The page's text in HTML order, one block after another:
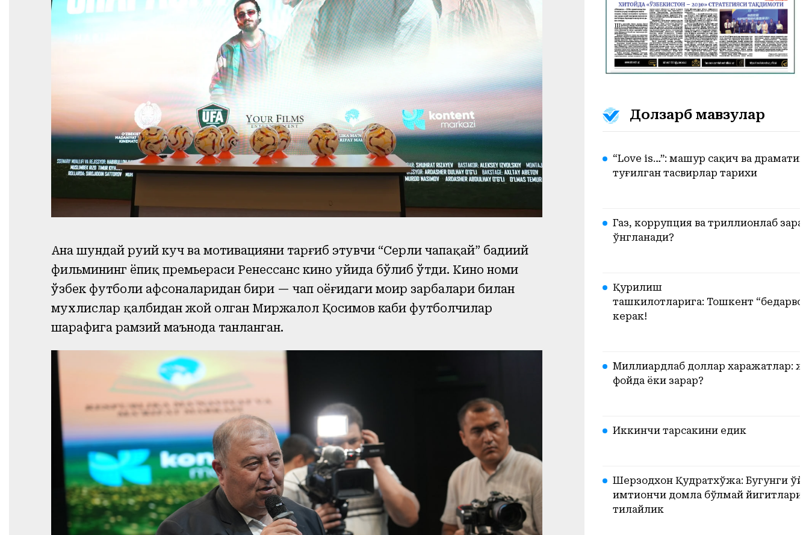
Ана шундай руҳий куч ва мотивацияни тарғиб этувчи “Сеҳрли чапақай” бадиий
фильмининг ёпиқ премьераси Ренессанс кино уйида бўлиб ўтди. Кино номи
ўзбек футболи афсоналаридан бири — чап оёғидаги моҳир зарбалари билан
мухлислар қалбидан жой олган Миржалол Қосимов каби футболчилар
шарафига рамзий маънода танланган.
Долзарб мавзулар
“Love is…”: машҳур сақич ва драматик
туғилган тасвирлар тарихи
Газ, коррупция ва триллионлаб
ўнгланади?
Қурилиш
ташкилотларига: Тошкент
керак!
Миллиардлаб доллар харажатлар:
фойда ёки зарар?
Иккинчи тарсакини едик
Шерзодхон Қудратхўжа: Бугунги
имтиҳончи домла бўлмай
тилайлик